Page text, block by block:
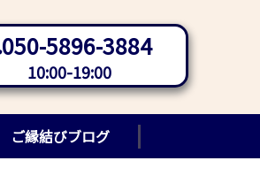
050-5896-3884
10:00-19:00
ご縁結びブログ